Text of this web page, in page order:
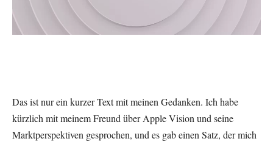
Das ist nur ein kurzer Text mit meinen Gedanken. Ich habe
kürzlich mit meinem Freund über Apple Vision und seine
Marktperspektiven gesprochen, und es gab einen Satz, der mich